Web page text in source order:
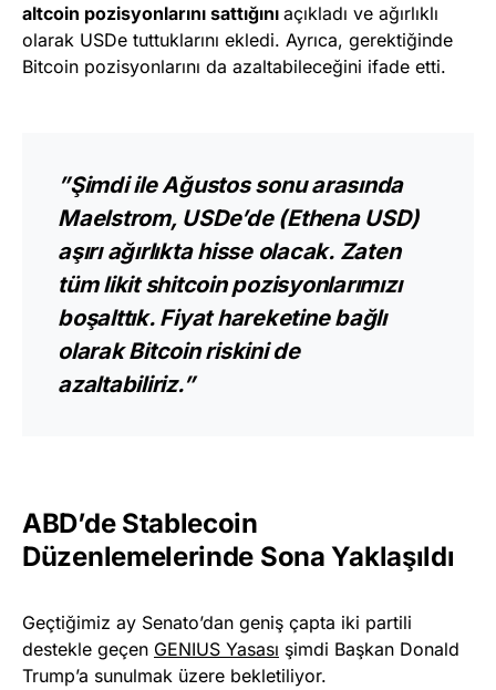
altcoin pozisyonlarını sattığını açıkladı ve ağırlıklı
olarak USDe tuttuklarını ekledi. Ayrıca, gerektiğinde
Bitcoin pozisyonlarını da azaltabileceğini ifade etti.
”Şimdi ile Ağustos sonu arasında
Maelstrom, USDe’de (Ethena USD)
aşırı ağırlıkta hisse olacak. Zaten
tüm likit shitcoin pozisyonlarımızı
boşalttık. Fiyat hareketine bağlı
olarak Bitcoin riskini de
azaltabiliriz.”
ABD’de Stablecoin
Düzenlemelerinde Sona Yaklaşıldı
Geçtiğimiz ay Senato’dan geniş çapta iki partili
destekle geçen GENIUS Yasası şimdi Başkan Donald
Trump’a sunulmak üzere bekletiliyor.